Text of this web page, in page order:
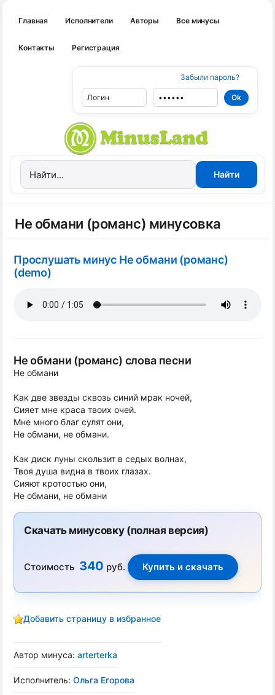
Главная Исполнители Авторы Все минусы
Контакты Регистрация
Забыли пароль?
Не обмани (романс) минусовка
Прослушать минус Не обмани (романс)
(demo)
Не обмани (романс) слова песни
Не обмани
Как две звезды сквозь синий мрак ночей,
Сияет мне краса твоих очей.
Мне много благ сулят они,
Не обмани, не обмани.
Как диск луны скользит в седых волнах,
Твоя душа видна в твоих глазах.
Сияют кротостью они,
Не обмани, не обмани
Скачать минусовку (полная версия)
Стоимость 340 руб.
Добавить страницу в избранное
Автор минуса: arterterka
Исполнитель: Ольга Егорова